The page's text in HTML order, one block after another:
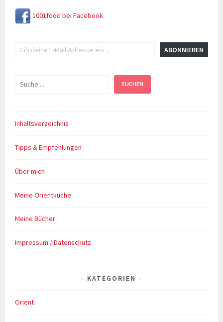
Rückblick
1001food bei Facebook
ABONNIEREN
Suchen SUCHEN
Inhaltsverzeichnis
Tipps & Empfehlungen
Über mich
Meine Orientküche
Meine Bücher
Impressum / Datenschutz
KATEGORIEN
Orient